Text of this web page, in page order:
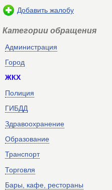
Добавить жалобу
Категории обращения
Администрация
Город
ЖКХ
Полиция
ГИБДД
Здравоохранение
Образование
Транспорт
Торговля
Бары, кафе, рестораны